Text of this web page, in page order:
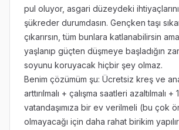
pul oluyor, asgari düzeydeki ihtiyaçlarını
şükreder durumdasın. Gençken taşı
çıkarırsın, tüm bunlara katlanabilirsin
yaşlanıp güçten düşmeye başladığın
soyunu koruyacak hiçbir şey olmaz.
Benim çözümüm şu: Ücretsiz kreş ve
arttırılmalı + çalışma saatleri azaltılmalı
vatandaşımıza bir ev verilmeli (bu çok
olmayacağı için daha rahat birikim